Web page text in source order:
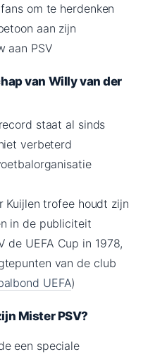
om te herdenken
aan zijn
aan PSV
van Willy van der
staat al sinds
verbeterd
Kuijlen trofee houdt zijn
in de publiciteit
de UEFA Cup in 1978,
van de club
UEFA)
Mister PSV?
een speciale